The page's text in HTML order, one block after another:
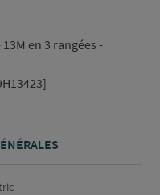
en 3 rangées -